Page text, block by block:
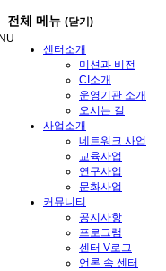
메
뉴
전체 메뉴 (닫기)
센터소개
미션과 비전
CI소개
운영기관 소개
오시는 길
사업소개
네트워크 사업
교육사업
연구사업
문화사업
커뮤니티
공지사항
프로그램
센터 V로그
언론 속 센터